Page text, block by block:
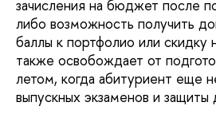
зачисления на бюджет после
либо возможность получить
баллы к портфолио или скидку
также освобождает от
летом, когда абитуриент еще
выпускных экзаменов и защиты